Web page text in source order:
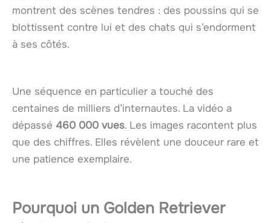
montrent des scènes tendres : des poussins qui se
blottissent contre lui et des chats qui s’endorment
à ses côtés.
Une séquence en particulier a touché des
centaines de milliers d’internautes. La vidéo a
dépassé 460 000 vues. Les images racontent plus
que des chiffres. Elles révèlent une douceur rare et
une patience exemplaire.
Pourquoi un Golden Retriever